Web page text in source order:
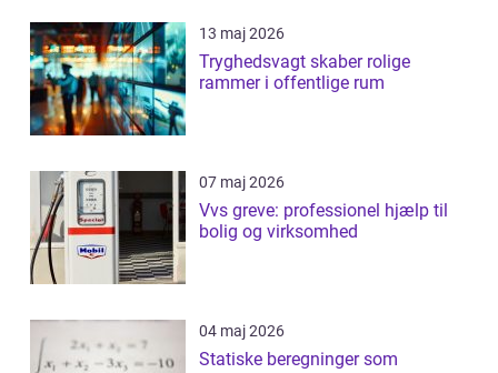
13 maj 2026
Tryghedsvagt skaber rolige
rammer i offentlige rum
07 maj 2026
Vvs greve: professionel hjælp til
bolig og virksomhed
04 maj 2026
Statiske beregninger som